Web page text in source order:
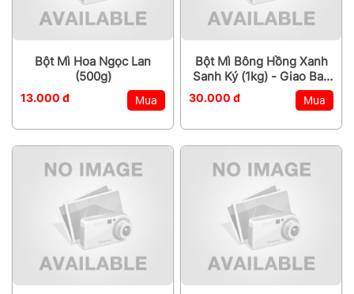
Bột Mì Hoa Ngọc Lan
(500g)
13.000 đ Mua
Bột Mì Bông Hồng Xanh
Sanh Ký (1kg) - Giao Bao
Bì Ngẫu Nhiên
30.000 đ Mua